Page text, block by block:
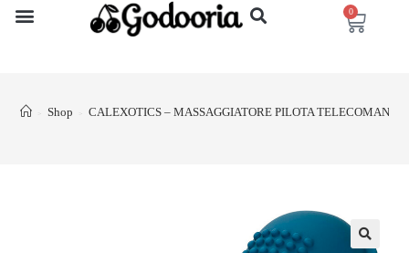
0
> Shop > CALEXOTICS – MASSAGGIATORE PILOTA